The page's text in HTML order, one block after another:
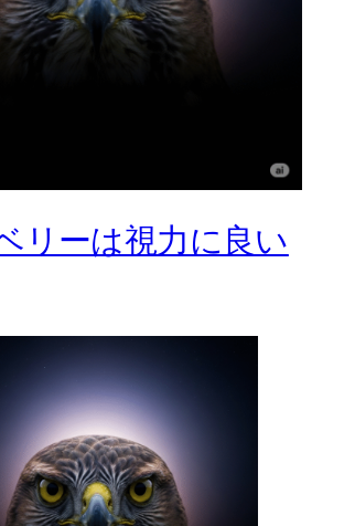
リーは視力に良い